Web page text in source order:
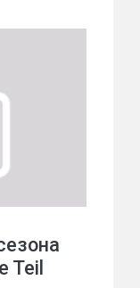
Teil